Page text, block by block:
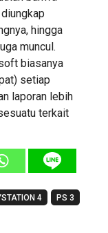
hingga
muncul.
biasanya
setiap
laporan lebih
terkait
4 PS 3